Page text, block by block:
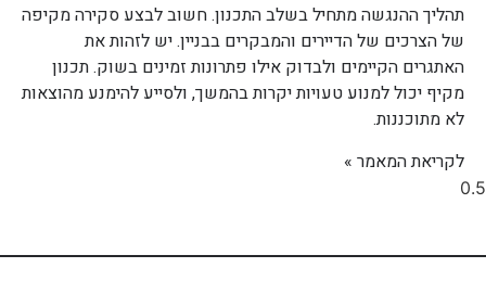
תהליך ההנגשה מתחיל בשלב התכנון. חשוב לבצע סקירה מקיפה
של הצרכים של הדיירים והמבקרים בבניין. יש לזהות את
האתגרים הקיימים ולבדוק אילו פתרונות זמינים בשוק. תכנון
מקיף יכול למנוע טעויות יקרות בהמשך, ולסייע להימנע מהוצאות
לא מתוכננות.
לקריאת המאמר »